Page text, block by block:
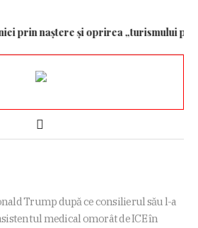
naștere și oprirea „turismului pentru
Trump după ce consilierul său l-a
medical omorât de ICE în